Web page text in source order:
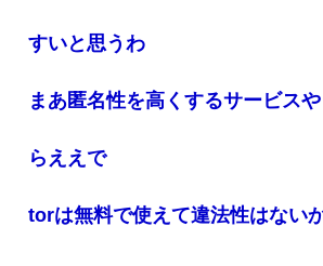
すいと思うわ
まあ匿名性を高くするサービス
らええで
torは無料で使えて違法性はない